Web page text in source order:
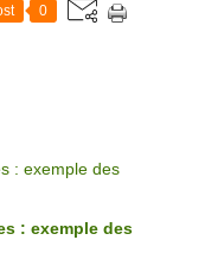
0
: exemple des